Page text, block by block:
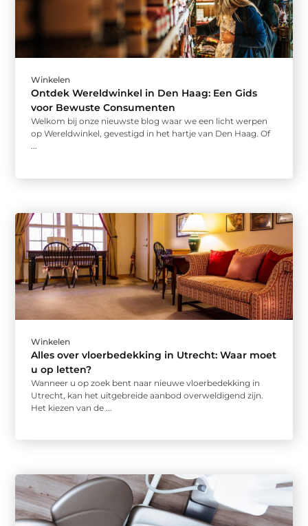
Winkelen
Ontdek Wereldwinkel in Den Haag: Een Gids
voor Bewuste Consumenten
Welkom bij onze nieuwste blog waar we een licht werpen
op Wereldwinkel, gevestigd in het hartje van Den Haag. Of
...
Winkelen
Alles over vloerbedekking in Utrecht: Waar moet
u op letten?
Wanneer u op zoek bent naar nieuwe vloerbedekking in
Utrecht, kan het uitgebreide aanbod overweldigend zijn.
Het kiezen van de ...